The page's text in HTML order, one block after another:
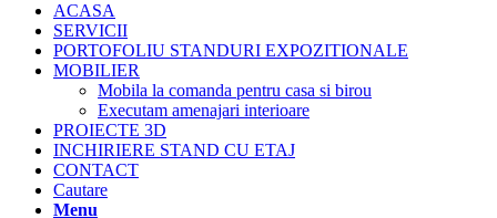
ACASA
SERVICII
PORTOFOLIU STANDURI EXPOZITIONALE
MOBILIER
Mobila la comanda pentru casa si birou
Executam amenajari interioare
PROIECTE 3D
INCHIRIERE STAND CU ETAJ
CONTACT
Cautare
Menu